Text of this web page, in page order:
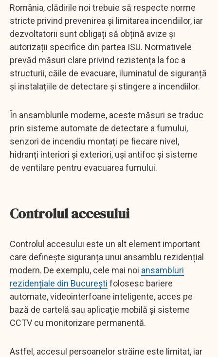
România, clădirile noi trebuie să respecte norme
stricte privind prevenirea și limitarea incendiilor, iar
dezvoltatorii sunt obligați să obțină avize și
autorizații specifice din partea ISU. Normativele
prevăd măsuri clare privind rezistența la foc a
structurii, căile de evacuare, iluminatul de siguranță
și instalațiile de detectare și stingere a incendiilor.
În ansamblurile moderne, aceste măsuri se traduc
prin sisteme automate de detectare a fumului,
senzori de incendiu montați pe fiecare nivel,
hidranți interiori și exteriori, uși antifoc și sisteme
de ventilare pentru evacuarea fumului.
Controlul accesului
Controlul accesului este un alt element important
care definește siguranța unui ansamblu rezidențial
modern. De exemplu, cele mai noi ansambluri
rezidențiale din București folosesc bariere
automate, videointerfoane inteligente, acces pe
bază de cartelă sau aplicație mobilă și sisteme
CCTV cu monitorizare permanentă.
Astfel, accesul persoanelor străine este limitat, iar